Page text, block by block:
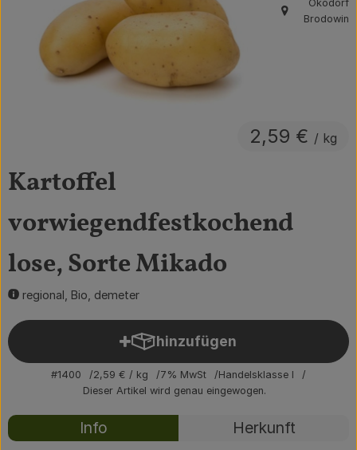
Obst & Gemüse
Getränke
Vorratskammer
Der Betrieb
Brodowin besuchen
Über uns
Community
Kartoffel
vorwiegendfestkochend
lose, Sorte Mikado
regional, Bio, demeter
2,59 € / kg
, Herkunft:
Ökodorf
Brodowin
hinzufügen
Produkt zum Warenkorb
#1400 2,59 € / kg 7% MwSt
Handelsklasse I
Dieser Artikel wird genau eingewogen.
Rezepte
Info Herkunft